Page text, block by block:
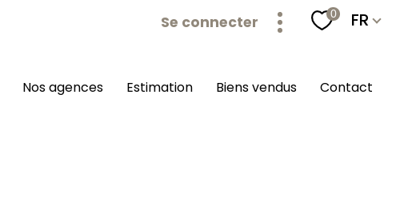
Se connecter 0 Langue
FR
nos agences estimation biens vendus contact